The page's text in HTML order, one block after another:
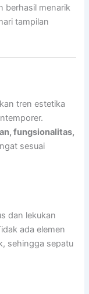
berhasil menarik
tampilan
tren estetika
fungsionalitas,
sesuai
dan lekukan
ada elemen
sehingga sepatu